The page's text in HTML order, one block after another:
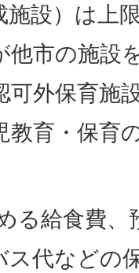
施設）は上
他市の施設
可外保育施
教育・保育
る給食費、
ス代などの